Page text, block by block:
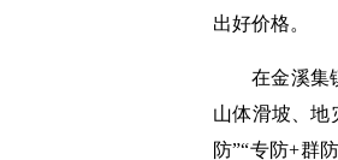
出好价格。
在金溪集
山体滑坡、地
防”“专防+群